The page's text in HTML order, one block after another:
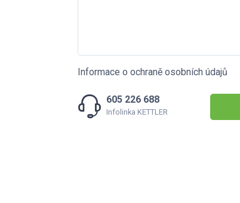
Informace o ochraně osobních údajů
605 226 688
Infolinka KETTLER